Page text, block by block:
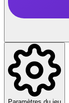
Paramètres du jeu